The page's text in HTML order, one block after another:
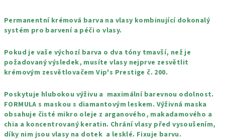
Permanentní krémová barva na vlasy kombinující dokonalý
systém pro barvení a péči o vlasy.
Pokud je vaše výchozí barva o dva tóny tmavší, než je
požadovaný výsledek, musíte vlasy nejprve zesvětlit
krémovým zesvětlovačem Vip's Prestige č. 200.
Poskytuje hlubokou výživu a maximální barevnou odolnost.
FORMULA s maskou s diamantovým leskem. Výživná maska
obsahuje čisté mikro oleje z arganového, makadamového a
chia a koncentrovaný keratin. Chrání vlasy před vysoušením,
díky nim jsou vlasy na dotek a lesklé. Fixuje barvu.